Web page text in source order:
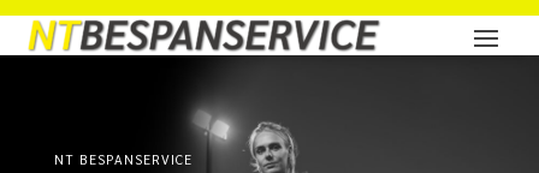
NT BESPANSERVICE